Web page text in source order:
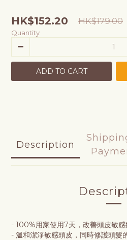
HK$152.20 HK$179.00
Quantity
ADD TO CART
Description
- 100%用家使用7天，改善頭皮敏感
- 溫和潔淨敏感頭皮，同時修護頭髮